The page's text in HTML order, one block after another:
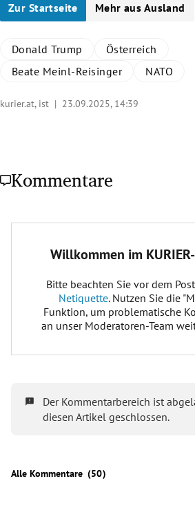
Zur Startseite Mehr aus Ausland
Donald Trump
Österreich
Beate Meinl-Reisinger
NATO
kurier.at, ist | 23.09.2025, 14:39
Kommentare